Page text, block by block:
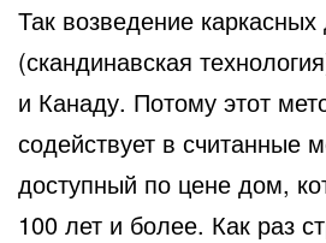
Так возведение
(скандинавская
и Канаду. Потому этот
содействует в считанные
доступный по цене дом,
100 лет и более. Как раз